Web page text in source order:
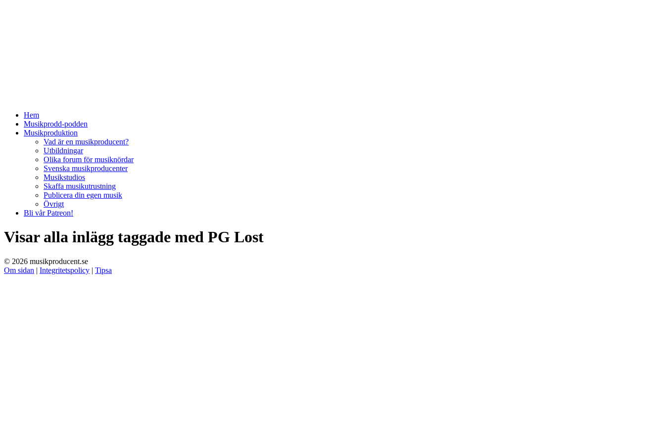
Hem
Musikprodd-podden
Musikproduktion
Vad är en musikproducent?
Utbildningar
Olika forum för musiknördar
Svenska musikproducenter
Musikstudios
Skaffa musikutrustning
Publicera din egen musik
Övrigt
Bli vår Patreon!
Visar alla inlägg taggade med PG Lost
© 2026 musikproducent.se
Om sidan | Integritetspolicy | Tipsa